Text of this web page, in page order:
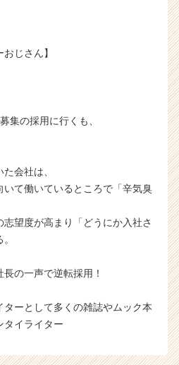
じさん】
集の採用に行くも、
会社は、
て働いているところで「辛気臭
望度が高まり「どうにか入社さ
の一声で逆転採用！
ーとして多くの雑誌やムック本
タイライター